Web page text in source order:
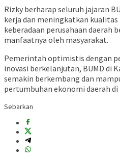
Rizky berharap seluruh jajaran
kerja dan meningkatkan kualitas
keberadaan perusahaan daerah
manfaatnya oleh masyarakat.
Pemerintah optimistis dengan
inovasi berkelanjutan, BUMD di
semakin berkembang dan
pertumbuhan ekonomi daerah di
Sebarkan